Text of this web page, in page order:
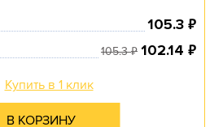
ДЛЯ ПЕРЕЕЗДА
105.3 ₽
105.3₽ 102.14 ₽
Купить в 1 клик
В КОРЗИНУ